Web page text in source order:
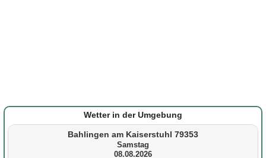
Wetter in der Umgebung
Bahlingen am Kaiserstuhl 79353
Samstag
08.08.2026